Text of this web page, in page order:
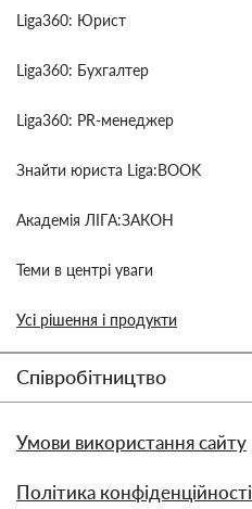
Liga360: Юрист
Liga360: Бухгалтер
Liga360: PR-менеджер
Знайти юриста Liga:BOOK
Академія ЛІГА:ЗАКОН
Теми в центрі уваги
Усі рішення і продукти
Співробітництво
Умови використання сайту
Політика конфіденційності